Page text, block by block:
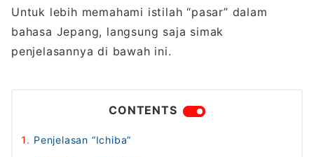
Untuk lebih memahami istilah “pasar” dalam
bahasa Jepang, langsung saja simak
penjelasannya di bawah ini.
CONTENTS
Penjelasan “Ichiba”